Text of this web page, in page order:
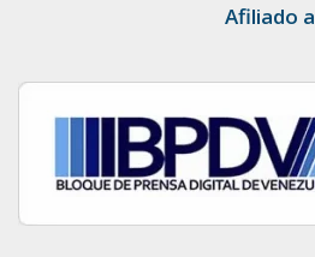
Afiliado a